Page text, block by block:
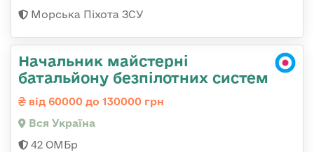
Морська Піхота ЗСУ
Начальник майстерні
батальйону безпілотних систем
від 60000 до 130000 грн
Вся Україна
42 ОМБр